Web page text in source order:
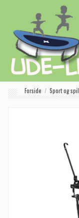
Forside Sport og spil